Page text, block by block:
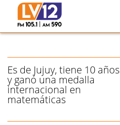
Jujuy: murió un niño de
11 años tras caer un
auto por un barranco
Es de Jujuy, tiene 10 años
y ganó una medalla
internacional en
matemáticas